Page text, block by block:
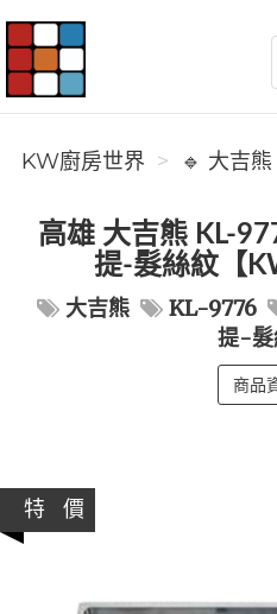
KW廚房世界
KW廚房世界 🔹 大吉
高雄 大吉熊 KL-
提-髮絲紋【
大吉熊 KL-9776
提-髮
商品
特 價